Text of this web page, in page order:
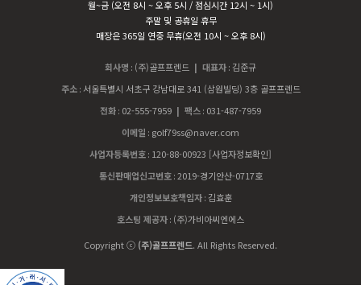
월~금 (오전 8시 ~ 오후 5시 / 점심시간 12시 ~ 1시)
주말 및 공휴일 휴무
매장은 365일 연중 무휴(오전 10시 ~ 오후 8시)
회사명 : (주)골프프렌드 | 대표자: 김준규
주소 : 서울특별시 서초구 강남대로 341 (삼원빌딩) 3층 골프프렌드
전화: 02-555-7959 | 팩스: 031-487-7959
이메일 : golf79ss@naver.com
사업자등록번호: 120-88-00923 [사업자정보확인]
통신판매업신고번호 :2019-경기안산-0717호
개인정보보호책임자 : 김효훈
호스팅 제공자: (주)가비아씨엔에스
Copyright ⓒ (주)골프프렌드. All Rights Reserved.